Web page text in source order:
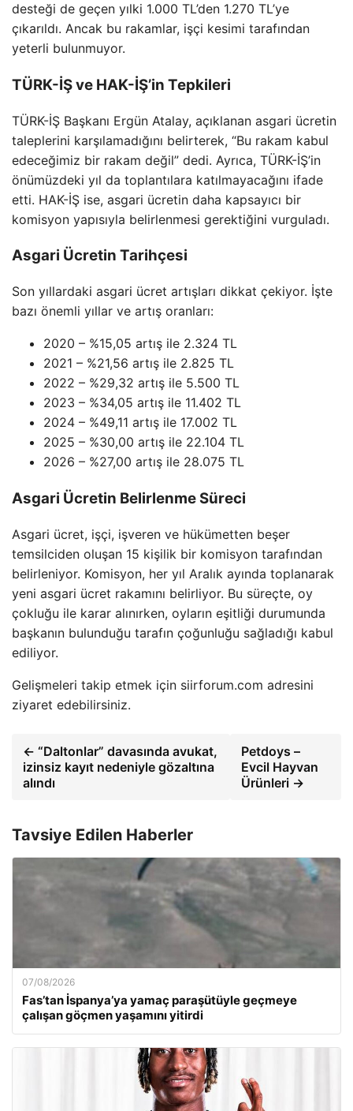
desteği de geçen yılki 1.000 TL’den 1.270 TL’ye
çıkarıldı. Ancak bu rakamlar, işçi kesimi tarafından
yeterli bulunmuyor.
TÜRK-İŞ ve HAK-İŞ’in Tepkileri
TÜRK-İŞ Başkanı Ergün Atalay, açıklanan asgari ücretin
taleplerini karşılamadığını belirterek, “Bu rakam kabul
edeceğimiz bir rakam değil” dedi. Ayrıca, TÜRK-İŞ’in
önümüzdeki yıl da toplantılara katılmayacağını ifade
etti. HAK-İŞ ise, asgari ücretin daha kapsayıcı bir
komisyon yapısıyla belirlenmesi gerektiğini vurguladı.
Asgari Ücretin Tarihçesi
Son yıllardaki asgari ücret artışları dikkat çekiyor. İşte
bazı önemli yıllar ve artış oranları:
2020 – %15,05 artış ile 2.324 TL
2021 – %21,56 artış ile 2.825 TL
2022 – %29,32 artış ile 5.500 TL
2023 – %34,05 artış ile 11.402 TL
2024 – %49,11 artış ile 17.002 TL
2025 – %30,00 artış ile 22.104 TL
2026 – %27,00 artış ile 28.075 TL
Asgari Ücretin Belirlenme Süreci
Asgari ücret, işçi, işveren ve hükümetten beşer
temsilciden oluşan 15 kişilik bir komisyon tarafından
belirleniyor. Komisyon, her yıl Aralık ayında toplanarak
yeni asgari ücret rakamını belirliyor. Bu süreçte, oy
çokluğu ile karar alınırken, oyların eşitliği durumunda
başkanın bulunduğu tarafın çoğunluğu sağladığı kabul
ediliyor.
Gelişmeleri takip etmek için siirforum.com adresini
ziyaret edebilirsiniz.
← “Daltonlar” davasında avukat,
izinsiz kayıt nedeniyle gözaltına
alındı
Petdoys –
Evcil Hayvan
Ürünleri →
Tavsiye Edilen Haberler
07/08/2026
Fas’tan İspanya’ya yamaç paraşütüyle geçmeye
çalışan göçmen yaşamını yitirdi